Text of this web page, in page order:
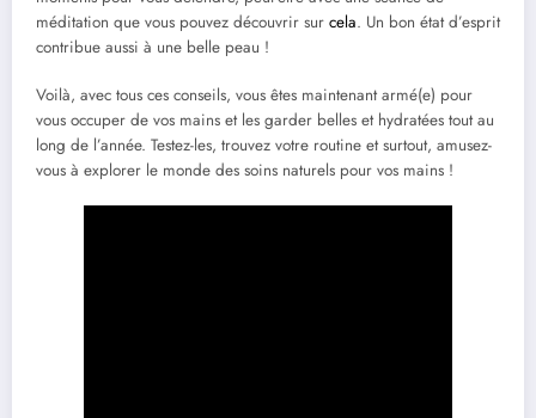
méditation que vous pouvez découvrir sur cela. Un bon état d’esprit
contribue aussi à une belle peau !
Voilà, avec tous ces conseils, vous êtes maintenant armé(e) pour
vous occuper de vos mains et les garder belles et hydratées tout au
long de l’année. Testez-les, trouvez votre routine et surtout, amusez-
vous à explorer le monde des soins naturels pour vos mains !